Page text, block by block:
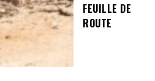
FEUILLE DE
ROUTE